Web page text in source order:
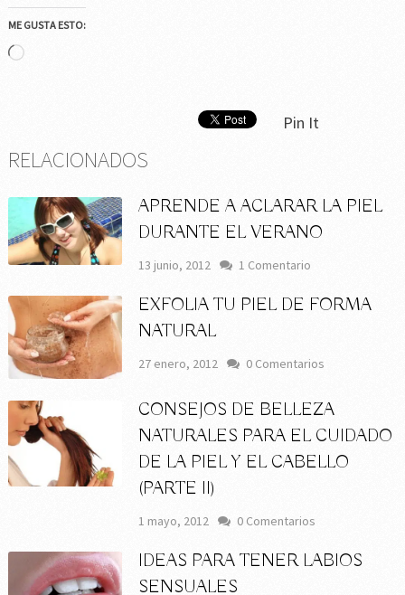
ME GUSTA ESTO:
Cargando...
Pin It
RELACIONADOS
APRENDE A ACLARAR LA PIEL
DURANTE EL VERANO
13 junio, 2012 1 Comentario
EXFOLIA TU PIEL DE FORMA
NATURAL
27 enero, 2012 0 Comentarios
CONSEJOS DE BELLEZA
NATURALES PARA EL CUIDADO
DE LA PIEL Y EL CABELLO
(PARTE II)
1 mayo, 2012 0 Comentarios
IDEAS PARA TENER LABIOS
SENSUALES